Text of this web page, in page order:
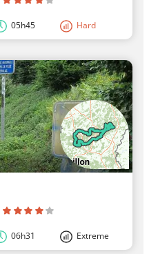
05h45 Hard
06h31 Extreme